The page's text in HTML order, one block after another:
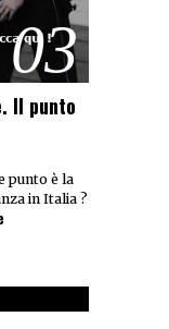
03
Il punto
punto è la
in Italia ?